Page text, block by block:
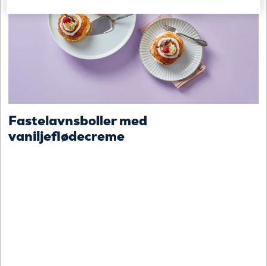
Fastelavnsboller med
vaniljeflødecreme